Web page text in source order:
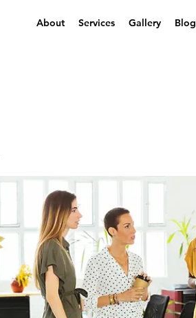
About Services Gallery Blog